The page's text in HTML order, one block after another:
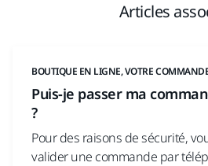
Articles
BOUTIQUE EN LIGNE, VOTRE
Puis-je passer ma
?
Pour des raisons de sécurité,
valider une commande par